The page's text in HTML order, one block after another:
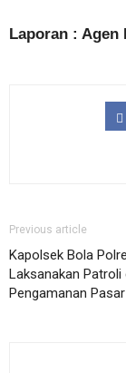
Laporan : Agen
Previous article
Kapolsek Bola
Laksanakan Patroli
Pengamanan Pasar